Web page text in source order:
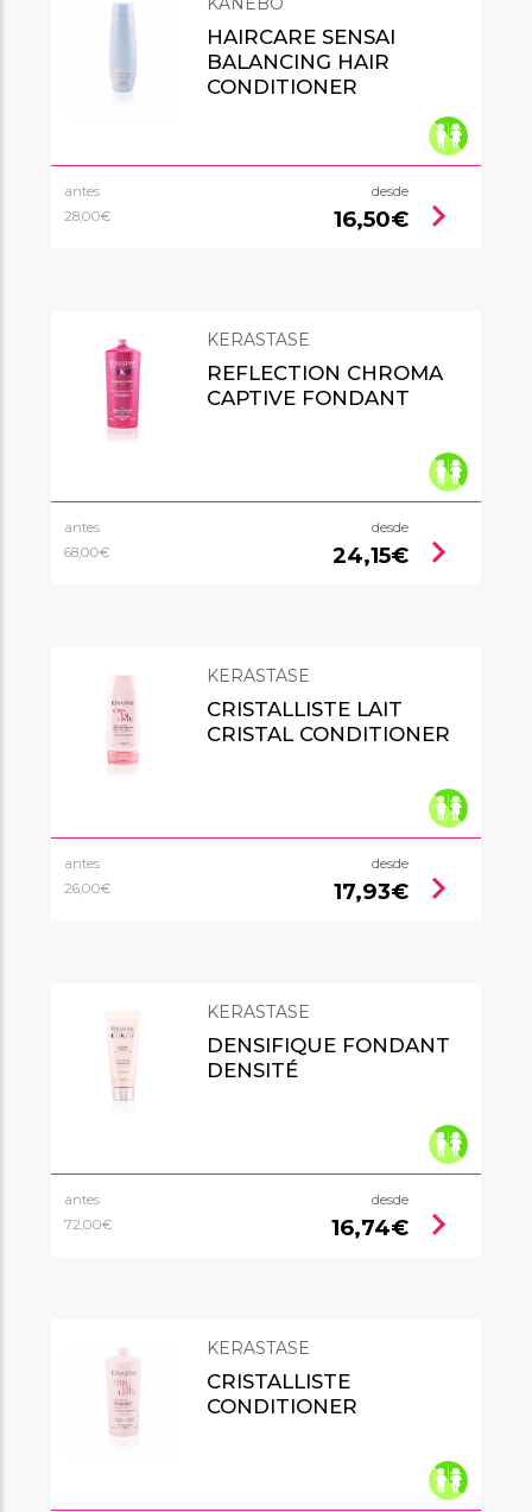
HAIRCARE SENSAI
BALANCING HAIR
CONDITIONER
antes
28,00€
desde
16,50€ chevron_right
KERASTASE
REFLECTION CHROMA
CAPTIVE FONDANT
antes
68,00€
desde
24,15€ chevron_right
KERASTASE
CRISTALLISTE LAIT
CRISTAL CONDITIONER
antes
26,00€
desde
17,93€ chevron_right
KERASTASE
DENSIFIQUE FONDANT
DENSITÉ
antes
72,00€
desde
16,74€ chevron_right
KERASTASE
CRISTALLISTE
CONDITIONER